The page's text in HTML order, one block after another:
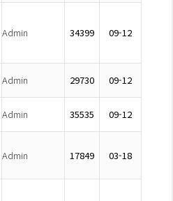
Admin 34399 09-12
Admin 29730 09-12
Admin 35535 09-12
Admin 17849 03-18